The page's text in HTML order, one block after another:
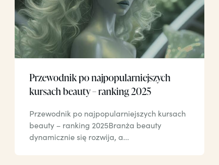
Przewodnik po najpopularniejszych
kursach beauty – ranking 2025
Przewodnik po najpopularniejszych kursach
beauty – ranking 2025Branża beauty
dynamicznie się rozwija, a...